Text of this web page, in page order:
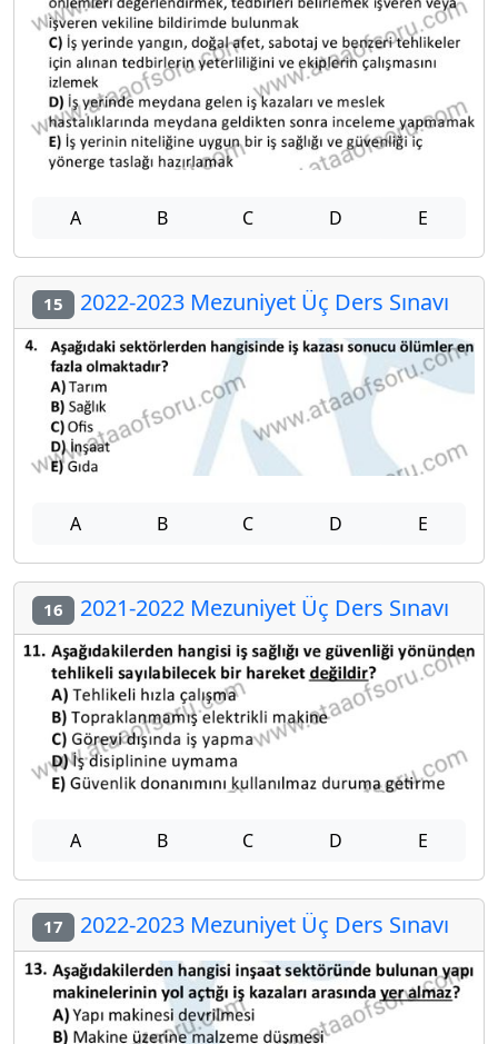
A B C D E
15 2022-2023 Mezuniyet Üç Ders Sınavı
A B C D E
16 2021-2022 Mezuniyet Üç Ders Sınavı
A B C D E
17 2022-2023 Mezuniyet Üç Ders Sınavı